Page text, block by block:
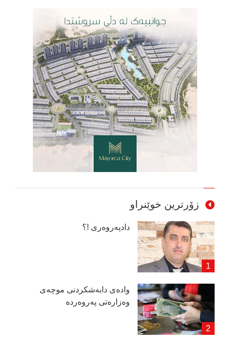
زۆرترین خوێنراو
دادپەروەری !؟
وادەی دابەشكردنی موچەی
وەزارەتی پەروەردە